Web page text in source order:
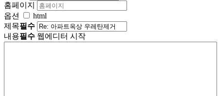
홈페이지
옵션
html
제목필수
내용필수 웹에디터 시작